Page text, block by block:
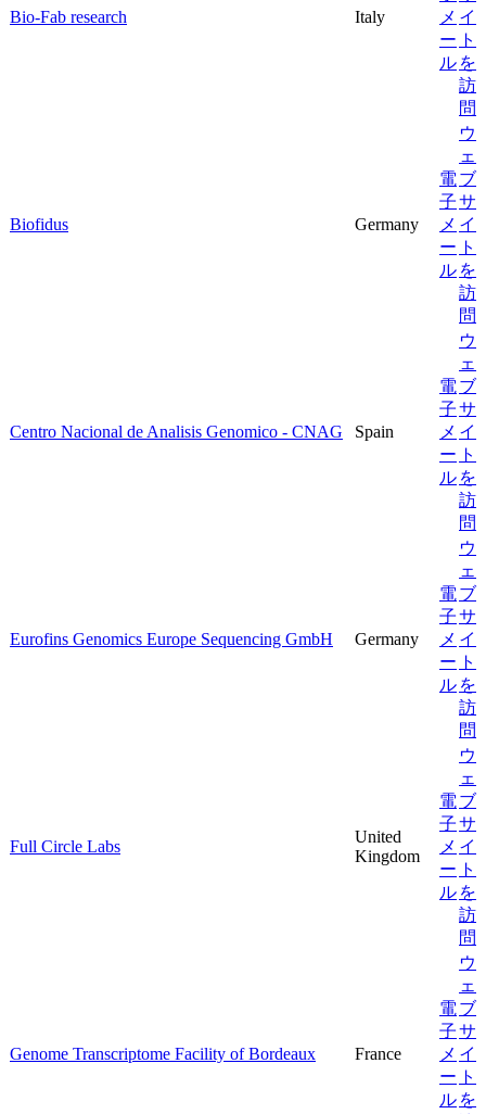
Bio-Fab research Italy
メ
ー
ル
イ
ト
を
訪
問
Biofidus Germany
電
子
メ
ー
ル
ウ
ェ
ブ
サ
イ
ト
を
訪
問
Centro Nacional de Analisis Genomico - CNAG Spain
電
子
メ
ー
ル
ウ
ェ
ブ
サ
イ
ト
を
訪
問
Eurofins Genomics Europe Sequencing GmbH Germany
電
子
メ
ー
ル
ウ
ェ
ブ
サ
イ
ト
を
訪
問
Full Circle Labs
United
Kingdom
電
子
メ
ー
ル
ウ
ェ
ブ
サ
イ
ト
を
訪
問
Genome Transcriptome Facility of Bordeaux France
電
子
メ
ー
ル
ウ
ェ
ブ
サ
イ
ト
を